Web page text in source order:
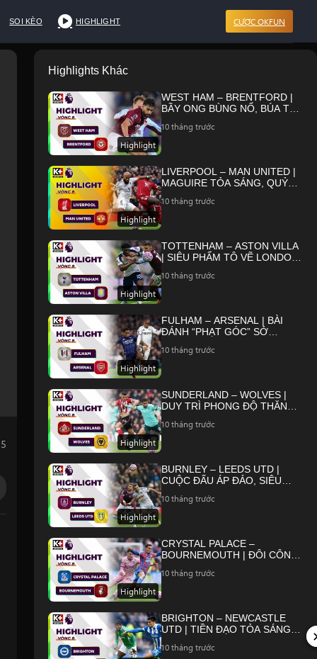
SOI KÈO HIGHLIGHT CƯỢC OKFUN
Highlights Khác
Highlight
WEST HAM – BRENTFORD |
BẦY ONG BÙNG NỔ, BÚA TẠ
| NGOẠI HẠNG ANH 25/26
10 tháng trước
Highlight
LIVERPOOL – MAN UNITED |
MAGUIRE TỎA SÁNG, QUỶ
ANFIELD | NGOẠI HẠNG ANH
10 tháng trước
Highlight
TOTTENHAM – ASTON VILLA
| SIÊU PHẨM TÔ VẼ LONDON,
SÁNG | NGOẠI HẠNG ANH
10 tháng trước
Highlight
FULHAM – ARSENAL | BÀI
ĐÁNH “PHẠT GÓC” SỞ
CHẮC NGÔI ĐẦU | NGOẠI
10 tháng trước
Highlight
SUNDERLAND – WOLVES |
DUY TRÌ PHONG ĐỘ THĂNG
NGOẠI HẠNG ANH 25/26
10 tháng trước
Highlight
BURNLEY – LEEDS UTD |
CUỘC ĐẤU ÁP ĐẢO, SIÊU
NGOẠI HẠNG ANH 25/26
10 tháng trước
Highlight
CRYSTAL PALACE –
BOURNEMOUTH | ĐÔI CÔNG
GIÂY CUỐI | NGOẠI HẠNG
10 tháng trước
BRIGHTON – NEWCASTLE
UTD | TIỀN ĐẠO TỎA SÁNG,
NHOÁNG | NGOẠI HẠNG ANH
10 tháng trước